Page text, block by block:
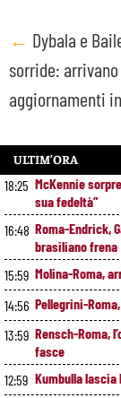
Post
← Dybala e
sorride:
aggiornamenti
ULTIM’ORA
18:25 McKennie
sua fedeltà”
16:48 Roma-Endrick,
brasiliano frena
15:59 Molina-Roma,
14:56 Pellegrini-
13:59 Rensch-Roma,
fasce
12:59 Kumbulla